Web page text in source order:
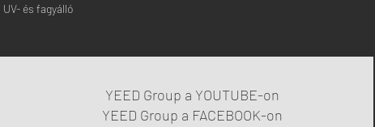
UV- és fagyálló
YEED Group a YOUTUBE-on
YEED Group a FACEBOOK-on